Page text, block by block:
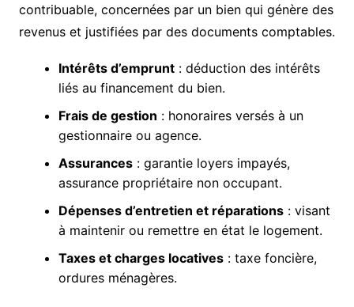
contribuable, concernées par un bien qui génère des
revenus et justifiées par des documents comptables.
Intérêts d’emprunt: déduction des intérêts
liés au financement du bien.
Frais de gestion : honoraires versés à un
gestionnaire ou agence.
Assurances: garantie loyers impayés,
assurance propriétaire non occupant.
Dépenses d’entretien et réparations: visant
à maintenir ou remettre en état le logement.
Taxes et charges locatives: taxe foncière,
ordures ménagères.